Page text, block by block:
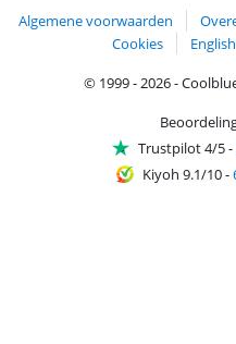
Algemene voorwaarden
Cookies
© 1999 - 2026 -
Trustpilot 4/5-
Kiyoh 9.1/10-